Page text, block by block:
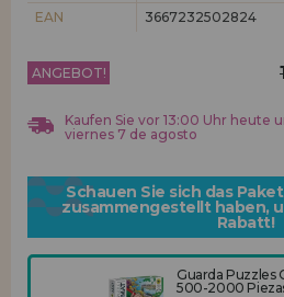
Los gehts! Wir haben auf dich gewartet.
EAN
3667232502824
ANGEBOT!
Kaufen Sie vor 13:00 Uhr heute
viernes 7 de agosto
Schauen Sie sich das
zusammengestellt haben,
Rabatt!
Guarda Puzzles
500-2000